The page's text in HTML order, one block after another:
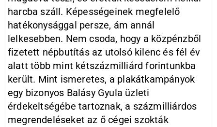
harcba száll. Képességeinek megfelelő
hatékonysággal persze, ám annál
lelkesebben. Nem csoda, hogy a közpénzből
fizetett népbutítás az utolsó kilenc és fél év
alatt több mint kétszázmilliárd forintunkba
került. Mint ismeretes, a plakátkampányok
egy bizonyos Balásy Gyula üzleti
érdekeltségébe tartoznak, a százmilliárdos
megrendeléseket az ő cégei szokták